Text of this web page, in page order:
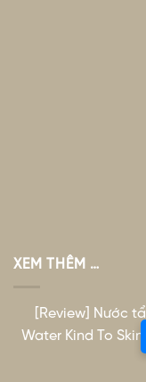
XEM THÊM …
[Review] Nước
Water Kind To